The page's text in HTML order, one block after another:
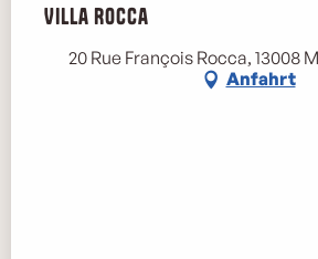
Villa Rocca
20 Rue François Rocca, 13008
Anfahrt